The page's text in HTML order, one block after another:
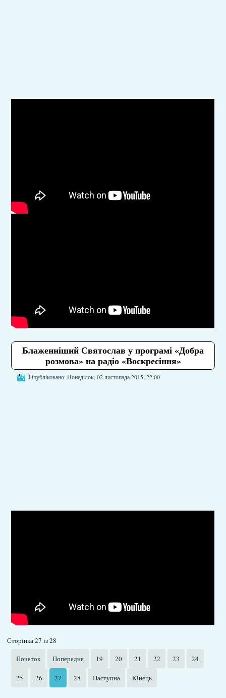
Блаженніший Святослав у програмі «Добра
розмова» на радіо «Воскресіння»
Опубліковано: Понеділок, 02 листопада 2015, 22:00
Сторінка 27 із 28
Початок
Попередня 19 20 21 22 23 24
25 26 27 28 Наступна Кінець